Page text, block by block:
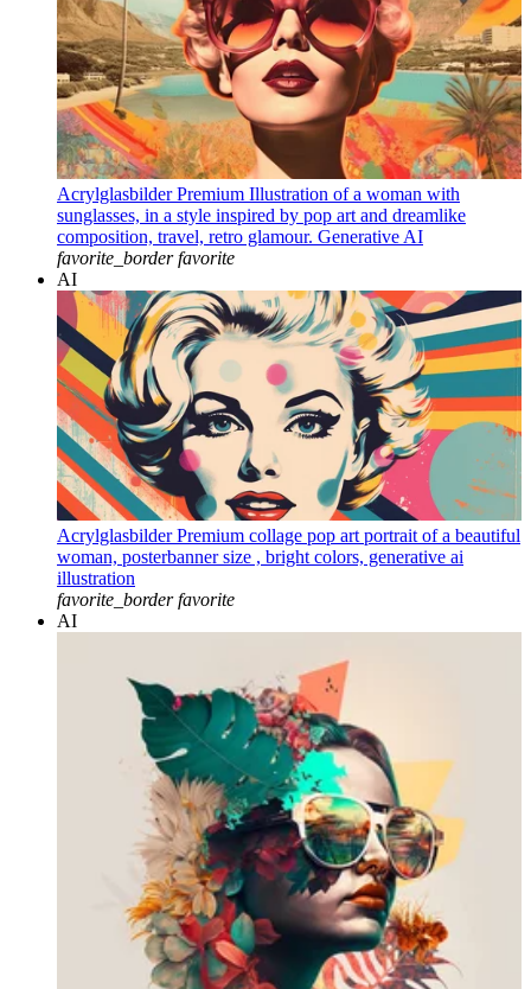
Acrylglasbilder Premium Illustration of a woman with
sunglasses, in a style inspired by pop art and dreamlike
composition, travel, retro glamour. Generative AI
favorite_border favorite
AI
Acrylglasbilder Premium collage pop art portrait of a beautiful
woman, posterbanner size , bright colors, generative ai
illustration
favorite_border favorite
AI